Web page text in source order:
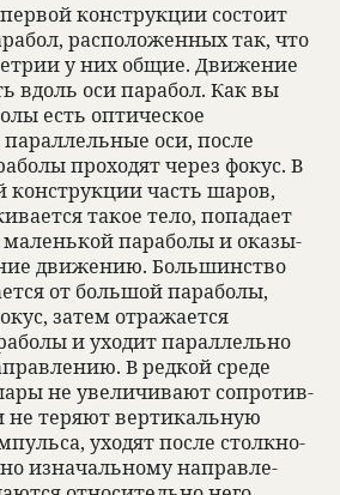
кон­струкции состоит
рас­по­ложен­ных так, что
у них общие. Движе­ние
вдоль оси пара­бол. Как вы
есть опти­че­ское
оси, после
про­хо­дят через фокус. В
кон­струкции часть шаров,
такое тело, попа­дает
пара­болы и ока­зы­
движе­нию. Большин­ство
от большой пара­болы,
затем отража­ется
и ухо­дит парал­лельно
В ред­кой среде
не уве­ли­чи­вают сопро­тив­
не теряют вер­ти­каль­ную
ухо­дят после столк­но­
изна­чаль­ному направ­ле­